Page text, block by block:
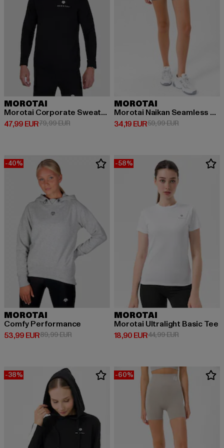
MOROTAI
Morotai Corporate Sweatshirt
47,99 EUR
Derzeitiger Preis: 47,99 EUR
79,99 EURAktionspreis: 79,99 EUR
MOROTAI
Morotai Naikan Seamless Shorts Tights
34,19 EUR
Derzeitiger Preis: 34,19 EUR
59,99 EURAktionspreis:
-40%
MOROTAI
Comfy Performance
53,99 EUR
Derzeitiger Preis: 53,99 EUR
89,99 EURAktionspreis: 89,99 EUR
-58%
MOROTAI
Morotai Ultralight Basic Tee
18,90 EUR
Derzeitiger Preis: 18,90 EUR
44,99 EURAktionspreis:
-38% -60%